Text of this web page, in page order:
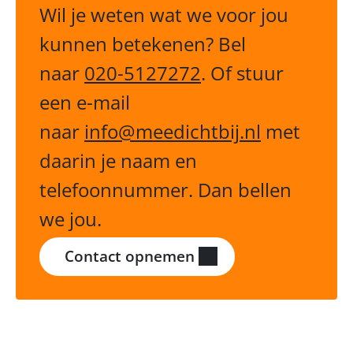
Wil je weten wat we voor jou
kunnen betekenen? Bel
naar 020-5127272. Of stuur
een e-mail
naar info@meedichtbij.nl met
daarin je naam en
telefoonnummer. Dan bellen
we jou.
Contact opnemen